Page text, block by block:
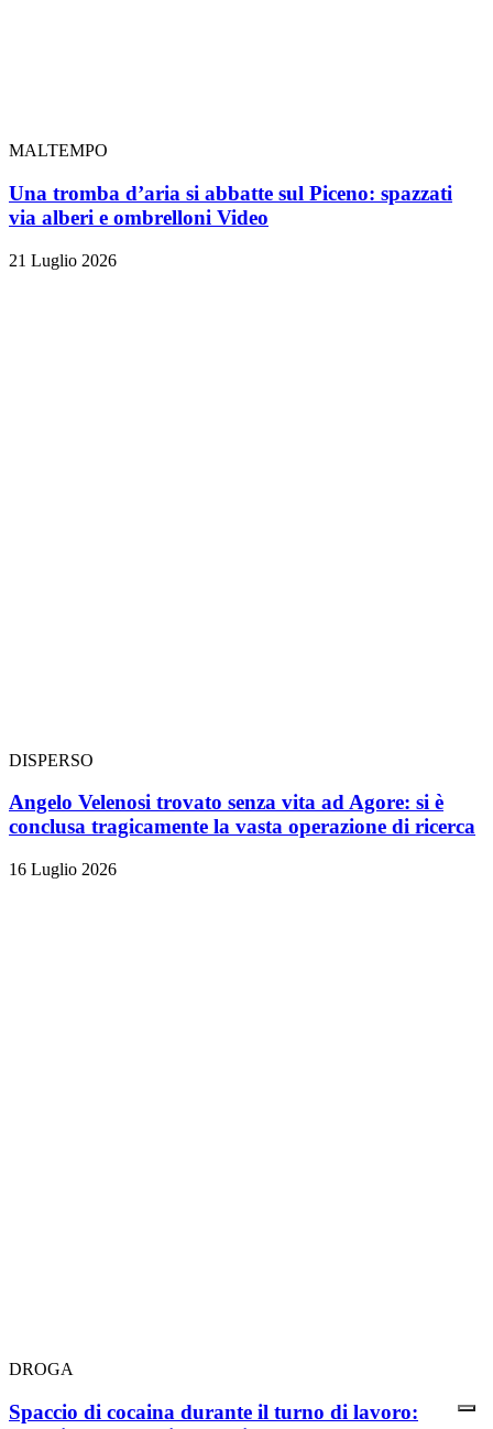
MALTEMPO
Una tromba d’aria si abbatte sul Piceno: spazzati
via alberi e ombrelloni Video
21 Luglio 2026
DISPERSO
Angelo Velenosi trovato senza vita ad Agore: si è
conclusa tragicamente la vasta operazione di ricerca
16 Luglio 2026
DROGA
Spaccio di cocaina durante il turno di lavoro: